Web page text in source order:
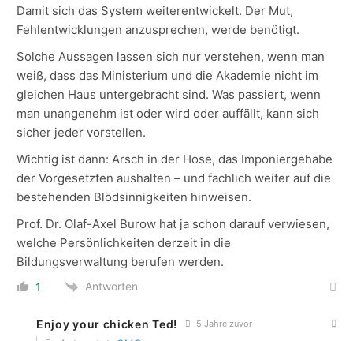
Damit sich das System weiterentwickelt. Der Mut,
Fehlentwicklungen anzusprechen, werde benötigt.
Solche Aussagen lassen sich nur verstehen, wenn man
weiß, dass das Ministerium und die Akademie nicht im
gleichen Haus untergebracht sind. Was passiert, wenn
man unangenehm ist oder wird oder auffällt, kann sich
sicher jeder vorstellen.
Wichtig ist dann: Arsch in der Hose, das Imponiergehabe
der Vorgesetzten aushalten – und fachlich weiter auf die
bestehenden Blödsinnigkeiten hinweisen.
Prof. Dr. Olaf-Axel Burow hat ja schon darauf verwiesen,
welche Persönlichkeiten derzeit in die
Bildungsverwaltung berufen werden.
1 Antworten
Enjoy your chicken Ted! 5 Jahre zuvor